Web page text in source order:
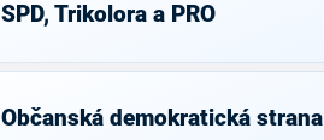
SPD, Trikolora a PRO
Občanská demokratická strana